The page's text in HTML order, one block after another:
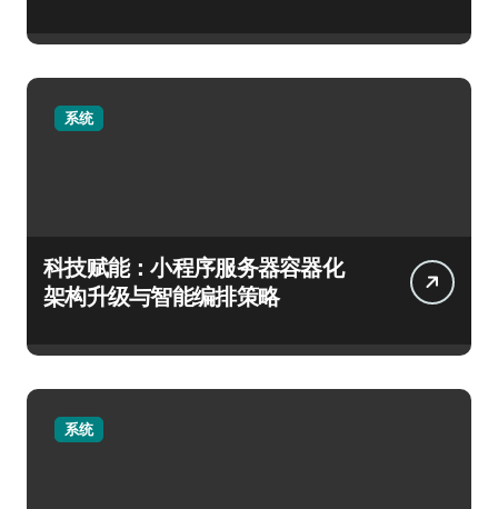
系统
科技赋能：小程序服务器容器化
架构升级与智能编排策略
系统